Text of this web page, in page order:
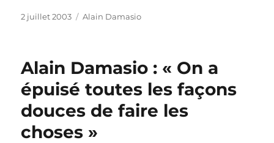
Publié
2 juillet 2003 Catégories
Alain Damasio
Alain Damasio : « On a
épuisé toutes les façons
douces de faire les
choses »